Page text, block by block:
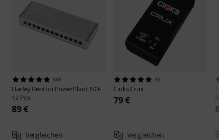
669
Harley Benton PowerPlant ISO-
12 Pro
89 €
Vergleichen
49
CioksCrux
79 €
Vergleichen